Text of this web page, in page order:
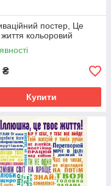
постер, Це
життя кольоровий
₴
Купити